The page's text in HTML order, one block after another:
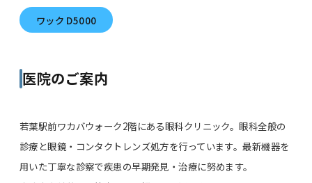
ワック D5000
医院のご案内
若葉駅前ワカバウォーク2階にある眼科クリニック。眼科全般の
診療と眼鏡・コンタクトレンズ処方を行っています。最新機器を
用いた丁寧な診察で疾患の早期発見・治療に努めます。